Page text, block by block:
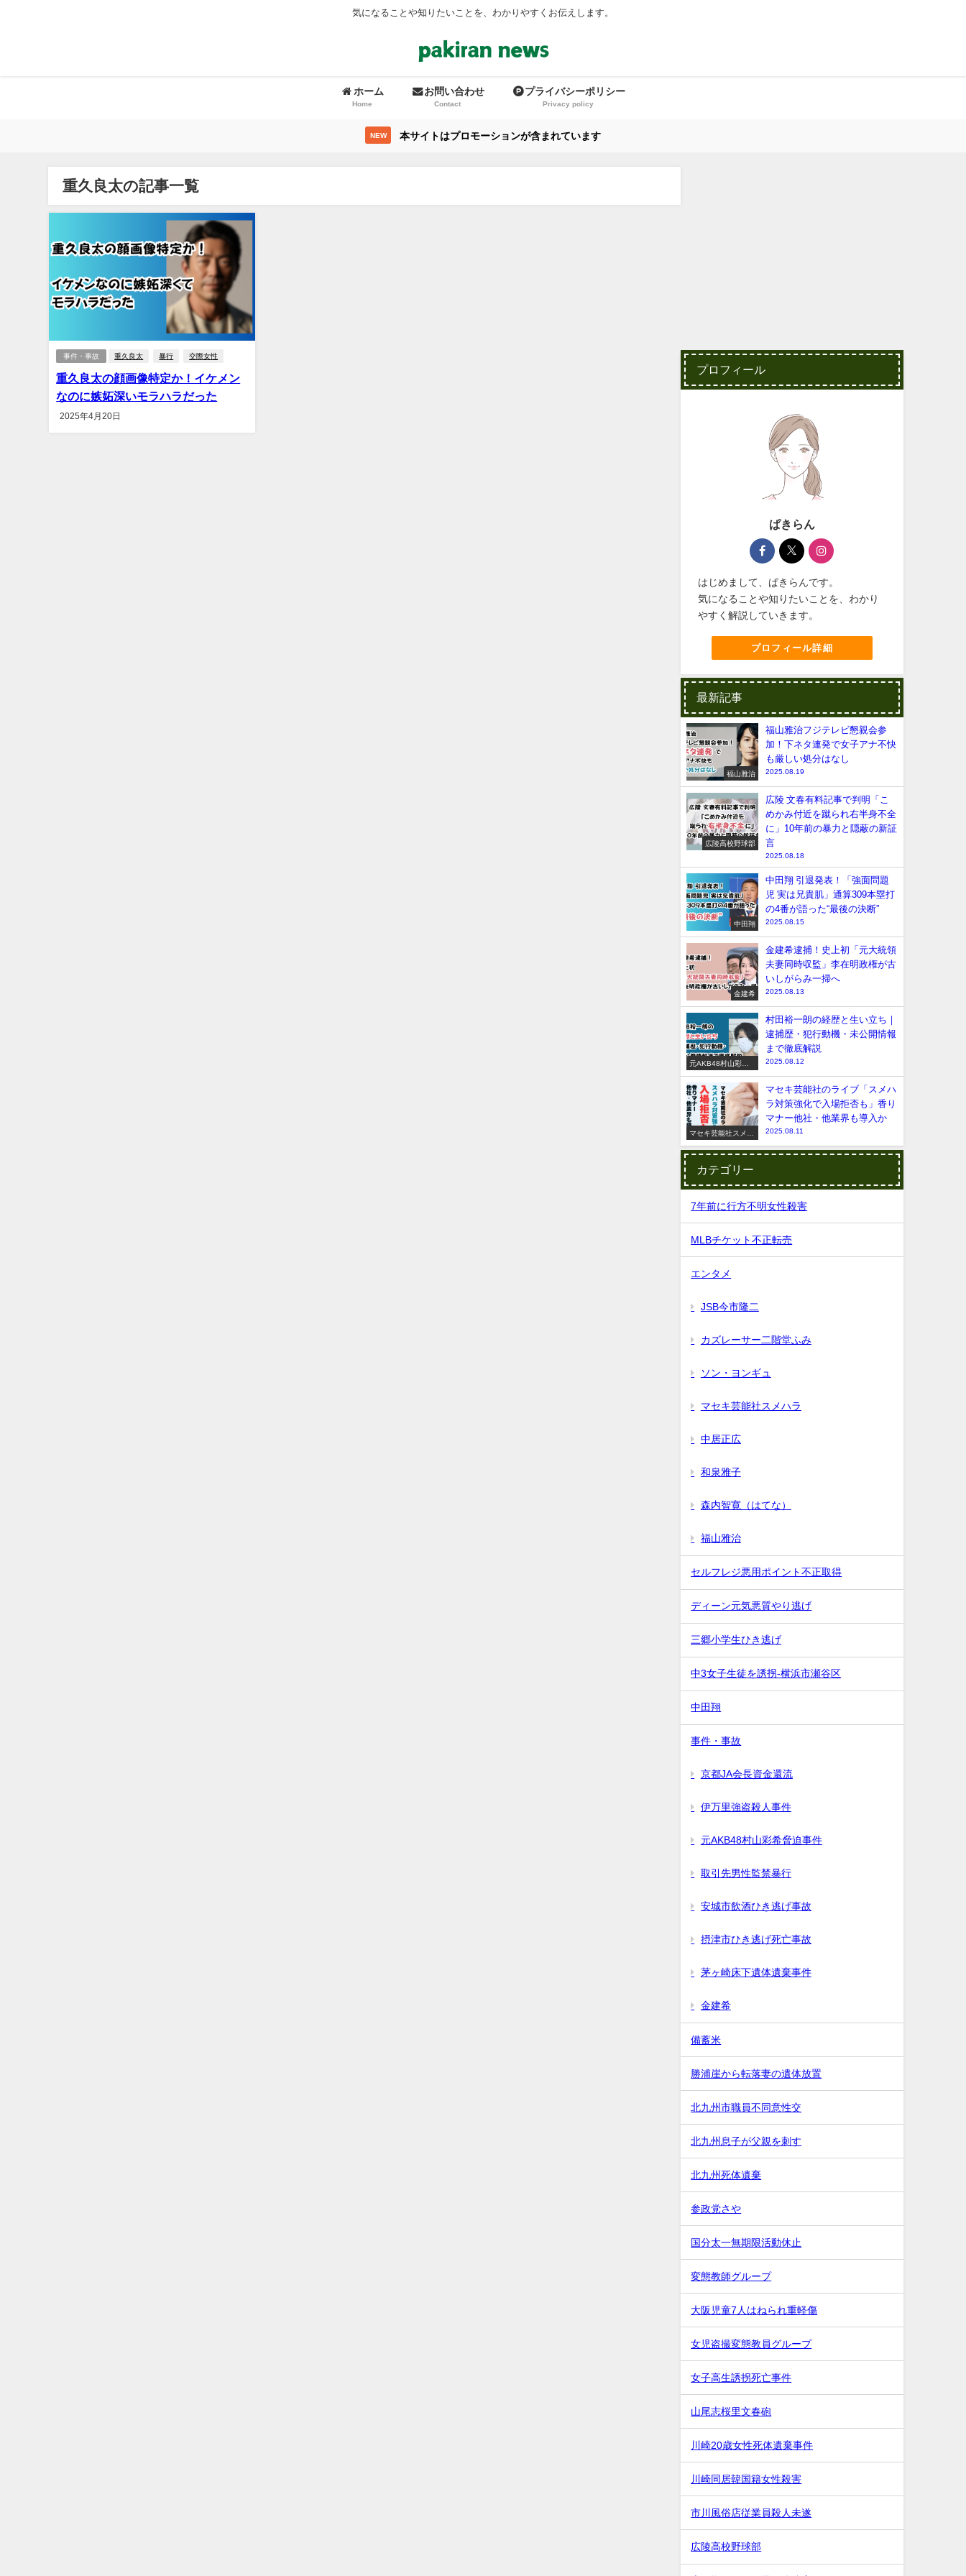
気になることや知りたいことを、わかりやすくお伝えします。
ホーム
Home
お問い合わせ
Contact
プライバシーポリシー
Privacy policy
NEW 本サイトはプロモーションが含まれています
重久良太の記事一覧
事件・事故 重久良太 暴行 交際女性
重久良太の顔画像特定か！イケメン
なのに嫉妬深いモラハラだった
2025年4月20日
プロフィール
ぱきらん
はじめまして、ぱきらんです。
気になることや知りたいことを、わかり
やすく解説していきます。
プロフィール詳細
最新記事
福山雅治
福山雅治フジテレビ懇親会参
加！下ネタ連発で女子アナ不快
も厳しい処分はなし
2025.08.19
広陵高校野球部
広陵 文春有料記事で判明「こ
めかみ付近を蹴られ右半身不全
に」10年前の暴力と隠蔽の新証
言
2025.08.18
中田翔
中田翔 引退発表！「強面問題
児 実は兄貴肌」通算309本塁打
の4番が語った“最後の決断”
2025.08.15
金建希
金建希逮捕！史上初「元大統領
夫妻同時収監」李在明政権が古
いしがらみ一掃へ
2025.08.13
元AKB48村山彩希
脅迫事件
村田裕一朗の経歴と生い立ち｜
逮捕歴・犯行動機・未公開情報
まで徹底解説
2025.08.12
マセキ芸能社スメハ
ラ
マセキ芸能社のライブ「スメハ
ラ対策強化で入場拒否も」香り
マナー他社・他業界も導入か
2025.08.11
カテゴリー
7年前に行方不明女性殺害
MLBチケット不正転売
エンタメ
JSB今市隆二
カズレーサー二階堂ふみ
ソン・ヨンギュ
マセキ芸能社スメハラ
中居正広
和泉雅子
森内智寛（はてな）
福山雅治
セルフレジ悪用ポイント不正取得
ディーン元気悪質やり逃げ
三郷小学生ひき逃げ
中3女子生徒を誘拐-横浜市瀬谷区
中田翔
事件・事故
京都JA会長資金還流
伊万里強盗殺人事件
元AKB48村山彩希脅迫事件
取引先男性監禁暴行
安城市飲酒ひき逃げ事故
摂津市ひき逃げ死亡事故
茅ヶ崎床下遺体遺棄事件
金建希
備蓄米
勝浦崖から転落妻の遺体放置
北九州市職員不同意性交
北九州息子が父親を刺す
北九州死体遺棄
参政党さや
国分太一無期限活動休止
変態教師グループ
大阪児童7人はねられ重軽傷
女児盗撮変態教員グループ
女子高生誘拐死亡事件
山尾志桜里文春砲
川崎20歳女性死体遺棄事件
川崎同居韓国籍女性殺害
市川風俗店従業員殺人未遂
広陵高校野球部